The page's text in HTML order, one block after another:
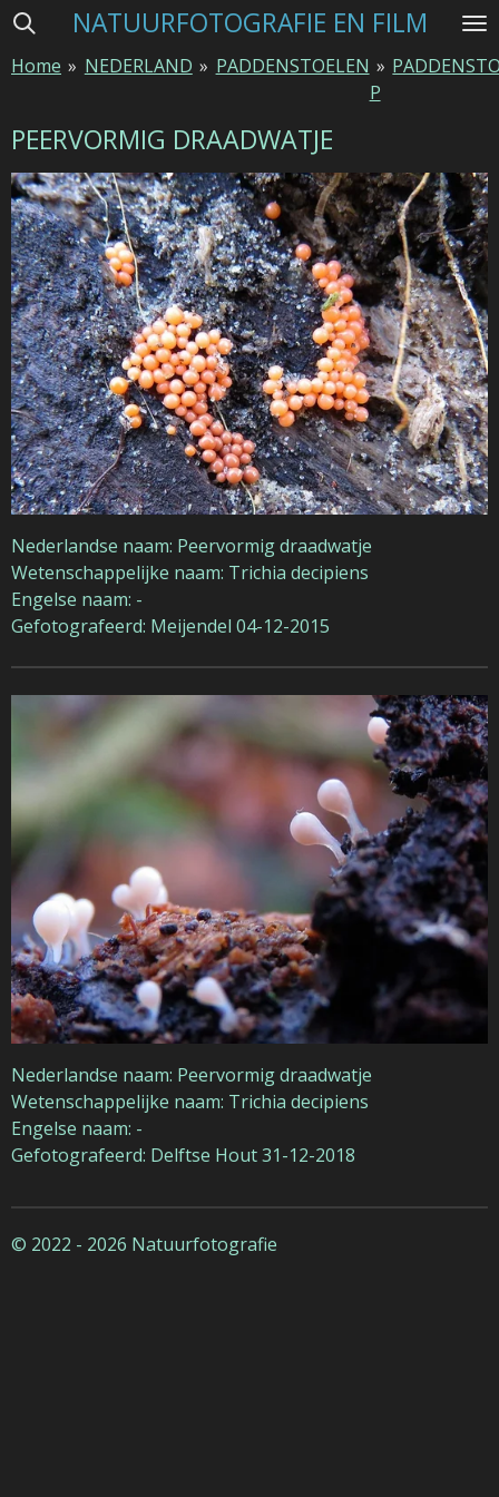
Ga
naar
hoofdinhoud
NATUURFOTOGRAFIE EN FILM
Home » NEDERLAND » PADDENSTOELEN »
P
PEERVORMIG DRAADWATJE
Nederlandse naam: Peervormig draadwatje
Wetenschappelijke naam: Trichia decipiens
Engelse naam: -
Gefotografeerd: Meijendel 04-12-2015
Nederlandse naam: Peervormig draadwatje
Wetenschappelijke naam: Trichia decipiens
Engelse naam: -
Gefotografeerd: Delftse Hout 31-12-2018
© 2022 - 2026 Natuurfotografie